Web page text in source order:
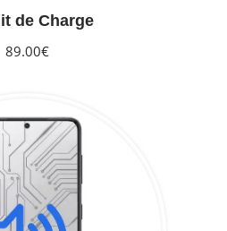
de Charge
89.00€